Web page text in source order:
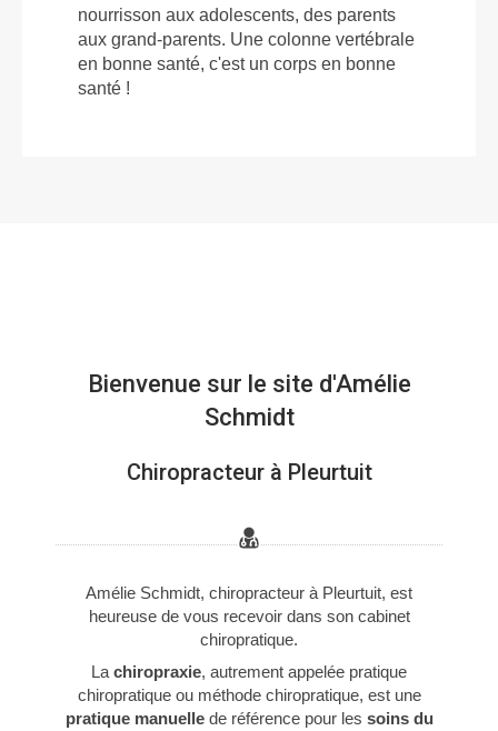
nourrisson aux adolescents, des parents
aux grand-parents. Une colonne vertébrale
en bonne santé, c'est un corps en bonne
santé !
Bienvenue sur le site d'Amélie
Schmidt
Chiropracteur à Pleurtuit
Amélie Schmidt, chiropracteur à Pleurtuit, est
heureuse de vous recevoir dans son cabinet
chiropratique.
La chiropraxie, autrement appelée pratique
chiropratique ou méthode chiropratique, est une
pratique manuellede référence pour les soins du